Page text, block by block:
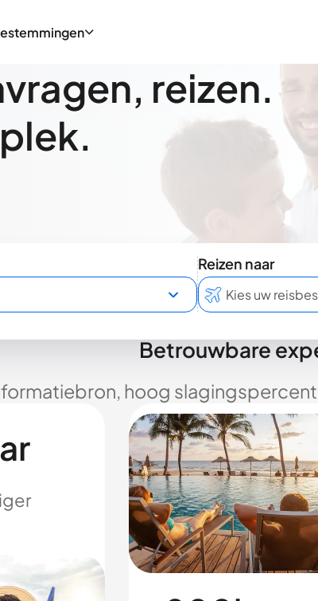
reizen.
Reizen naar
Betrouwbare
hoog